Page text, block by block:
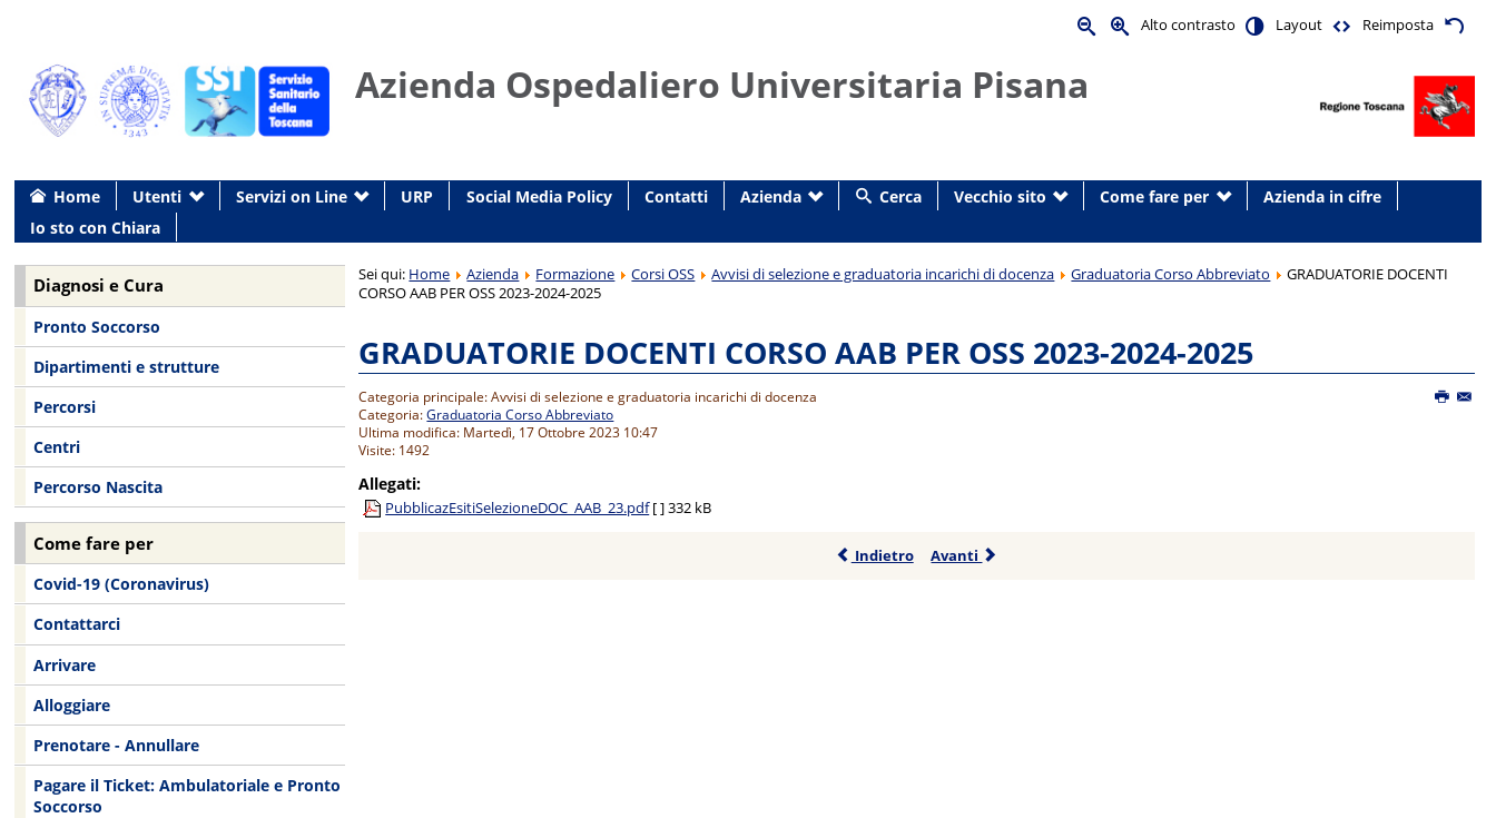
Alto contrasto Layout Reimposta
Azienda Ospedaliero Universitaria Pisana
Home Utenti Servizi on Line URP Social Media Policy Contatti Azienda Cerca Vecchio sito Come fare per
Azienda in cifre
Io sto con Chiara
Sei qui: Home Azienda Formazione Corsi OSS Avvisi di selezione e graduatoria incarichi di docenza Graduatoria Corso Abbreviato
GRADUATORIE DOCENTI
CORSO AAB PER OSS 2023-2024-2025
GRADUATORIE DOCENTI CORSO AAB PER OSS 2023-2024-2025
Categoria principale: Avvisi di selezione e graduatoria incarichi di docenza
Categoria:Graduatoria Corso Abbreviato
Ultima modifica: Martedì, 17 Ottobre 2023 10:47
Visite: 1492
Allegati:
PubblicazEsitiSelezioneDOC_AAB_23.pdf [ ]332 kB
Indietro Avanti
Diagnosi e Cura
Pronto Soccorso
Dipartimenti e strutture
Percorsi
Centri
Percorso Nascita
Come fare per
Covid-19 (Coronavirus)
Contattarci
Arrivare
Alloggiare
Prenotare - Annullare
Pagare il Ticket: Ambulatoriale e Pronto
Soccorso